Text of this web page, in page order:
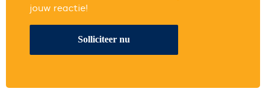
jouw reactie!
Solliciteer nu